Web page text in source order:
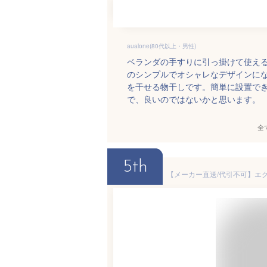
aualone(80代以上・男性)
ベランダの手すりに引っ掛けて使え
のシンプルでオシャレなデザインに
を干せる物干しです。簡単に設置で
で、良いのではないかと思います。
全
5th